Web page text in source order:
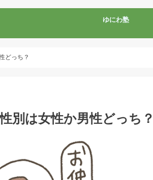
ゆにわ塾
どっち？
別は女性か男性どっち？